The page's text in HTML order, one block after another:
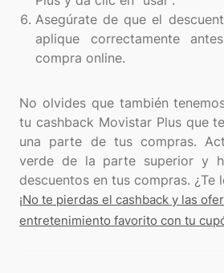
Asegúrate de que el
aplique correctamente
compra online.
No olvides que también
tu cashback Movistar Plus que
una parte de tus compras.
verde de la parte superior y
¡No te pierdas el cashback y las
entretenimiento favorito con tu